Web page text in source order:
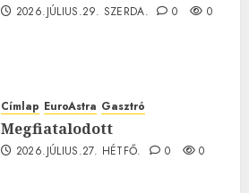
2026.JÚLIUS.29. SZERDA. 0 0
Címlap EuroAstra Gasztró
Megfiatalodott
2026.JÚLIUS.27. HÉTFŐ. 0 0